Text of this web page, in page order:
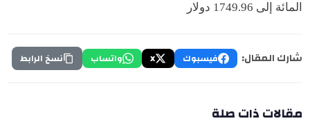
المائة إلى 1749.96 دولار
شارك المقال: فيسبوك X واتساب نسخ الرابط
مقالات ذات صلة